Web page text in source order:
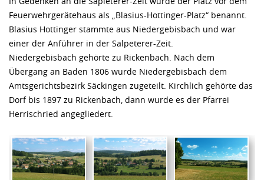
Feuerwehrgerätehaus als „Blasius-Hottinger-Platz“ benannt.
Blasius Hottinger stammte aus Niedergebisbach und war
einer der Anführer in der Salpeterer-Zeit.
Niedergebisbach gehörte zu Rickenbach. Nach dem
Übergang an Baden 1806 wurde Niedergebisbach dem
Amtsgerichtsbezirk Säckingen zugeteilt. Kirchlich gehörte das
Dorf bis 1897 zu Rickenbach, dann wurde es der Pfarrei
Herrischried angegliedert.